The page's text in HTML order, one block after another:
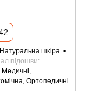
Натуральна шкіра
підошви
Медичні,
Ортопедичні